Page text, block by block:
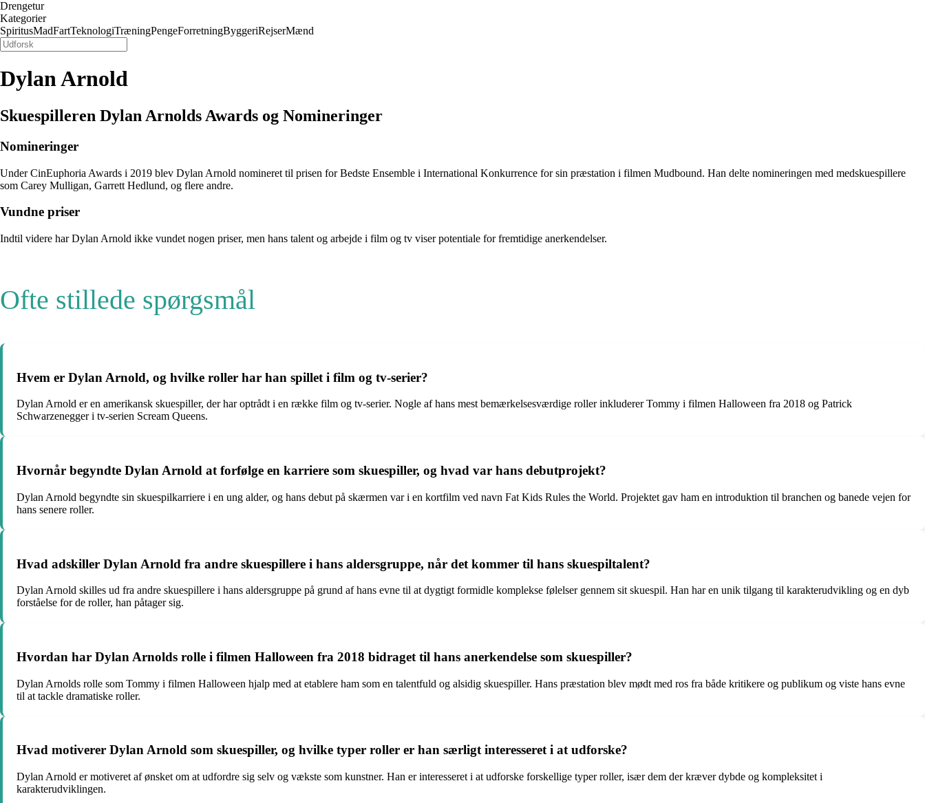
Drengetur
Kategorier
SpiritusMadFartTeknologiTræningPengeForretningByggeriRejserMænd
Dylan Arnold
Skuespilleren Dylan Arnolds Awards og Nomineringer
Nomineringer
Under CinEuphoria Awards i 2019 blev Dylan Arnold nomineret til prisen for Bedste Ensemble i International Konkurrence for sin præstation i filmen Mudbound. Han delte nomineringen med medskuespillere
som Carey Mulligan, Garrett Hedlund, og flere andre.
Vundne priser
Indtil videre har Dylan Arnold ikke vundet nogen priser, men hans talent og arbejde i film og tv viser potentiale for fremtidige anerkendelser.
Ofte stillede spørgsmål
Hvem er Dylan Arnold, og hvilke roller har han spillet i film og tv-serier?
Dylan Arnold er en amerikansk skuespiller, der har optrådt i en række film og tv-serier. Nogle af hans mest bemærkelsesværdige roller inkluderer Tommy i filmen Halloween fra 2018 og Patrick
Schwarzenegger i tv-serien Scream Queens.
Hvornår begyndte Dylan Arnold at forfølge en karriere som skuespiller, og hvad var hans debutprojekt?
Dylan Arnold begyndte sin skuespilkarriere i en ung alder, og hans debut på skærmen var i en kortfilm ved navn Fat Kids Rules the World. Projektet gav ham en introduktion til branchen og banede vejen for
hans senere roller.
Hvad adskiller Dylan Arnold fra andre skuespillere i hans aldersgruppe, når det kommer til hans skuespiltalent?
Dylan Arnold skilles ud fra andre skuespillere i hans aldersgruppe på grund af hans evne til at dygtigt formidle komplekse følelser gennem sit skuespil. Han har en unik tilgang til karakterudvikling og en dyb
forståelse for de roller, han påtager sig.
Hvordan har Dylan Arnolds rolle i filmen Halloween fra 2018 bidraget til hans anerkendelse som skuespiller?
Dylan Arnolds rolle som Tommy i filmen Halloween hjalp med at etablere ham som en talentfuld og alsidig skuespiller. Hans præstation blev mødt med ros fra både kritikere og publikum og viste hans evne
til at tackle dramatiske roller.
Hvad motiverer Dylan Arnold som skuespiller, og hvilke typer roller er han særligt interesseret i at udforske?
Dylan Arnold er motiveret af ønsket om at udfordre sig selv og vækste som kunstner. Han er interesseret i at udforske forskellige typer roller, især dem der kræver dybde og kompleksitet i
karakterudviklingen.